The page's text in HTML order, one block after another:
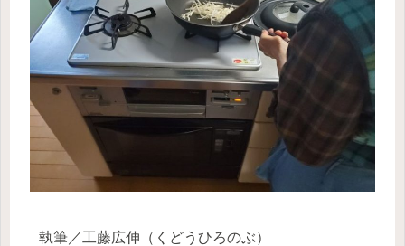
執筆／工藤広伸（くどうひろのぶ）